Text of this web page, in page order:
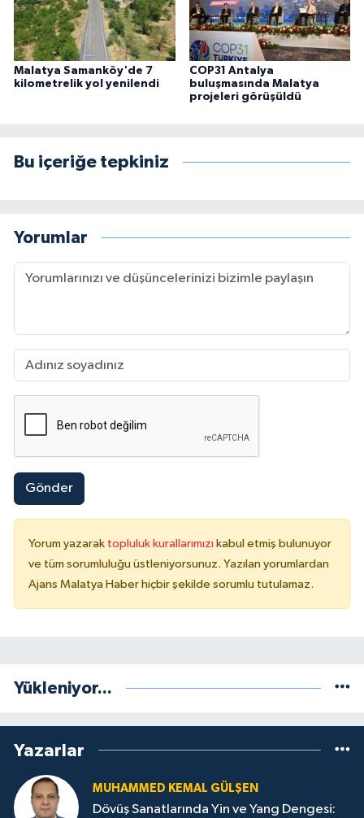
Malatya Samanköy'de 7
kilometrelik yol yenilendi
COP31 Antalya
buluşmasında Malatya
projeleri görüşüldü
Bu içeriğe tepkiniz
Yorumlar
Gönder
Yorum yazarak topluluk kurallarımızı kabul etmiş bulunuyor
ve tüm sorumluluğu üstleniyorsunuz. Yazılan yorumlardan
Ajans Malatya Haber hiçbir şekilde sorumlu tutulamaz.
Yükleniyor...
Yazarlar
MUHAMMED KEMAL GÜLŞEN
Dövüş Sanatlarında Yin ve Yang Dengesi: